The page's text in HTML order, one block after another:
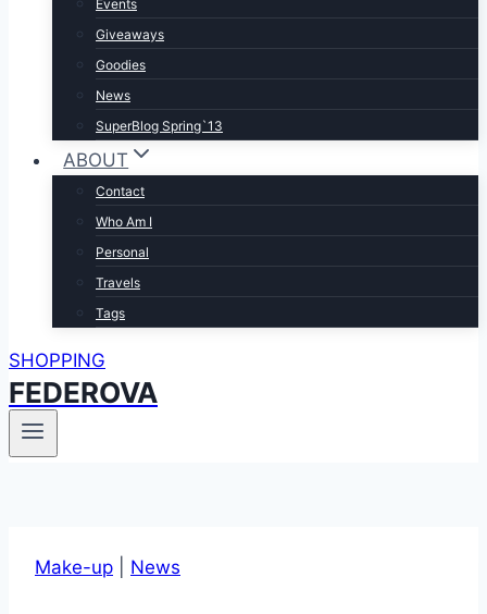
Events
Giveaways
Goodies
News
SuperBlog Spring`13
ABOUT
Contact
Who Am I
Personal
Travels
Tags
SHOPPING
FEDEROVA
Make-up News